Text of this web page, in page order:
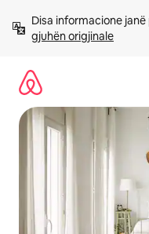
përmbajtja
Disa informacione
gjuhën origjinale